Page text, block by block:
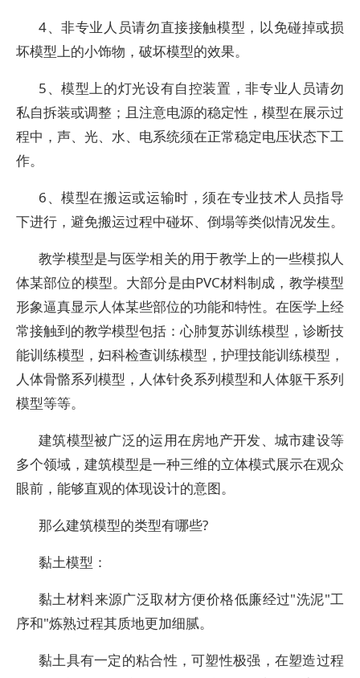
4、非专业人员请勿直接接触模型，以免碰掉或损
坏模型上的小饰物，破坏模型的效果。
5、模型上的灯光设有自控装置，非专业人员请勿
私自拆装或调整；且注意电源的稳定性，模型在展示过
程中，声、光、水、电系统须在正常稳定电压状态下工
作。
6、模型在搬运或运输时，须在专业技术人员指导
下进行，避免搬运过程中碰坏、倒塌等类似情况发生。
教学模型是与医学相关的用于教学上的一些模拟人
体某部位的模型。大部分是由PVC材料制成，教学模型
形象逼真显示人体某些部位的功能和特性。在医学上经
常接触到的教学模型包括：心肺复苏训练模型，诊断技
能训练模型，妇科检查训练模型，护理技能训练模型，
人体骨骼系列模型，人体针灸系列模型和人体躯干系列
模型等等。
建筑模型被广泛的运用在房地产开发、城市建设等
多个领域，建筑模型是一种三维的立体模式展示在观众
眼前，能够直观的体现设计的意图。
那么建筑模型的类型有哪些?
黏土模型：
黏土材料来源广泛取材方便价格低廉经过"洗泥"工
序和"炼熟过程其质地更加细腻。
黏土具有一定的粘合性，可塑性极强，在塑造过程